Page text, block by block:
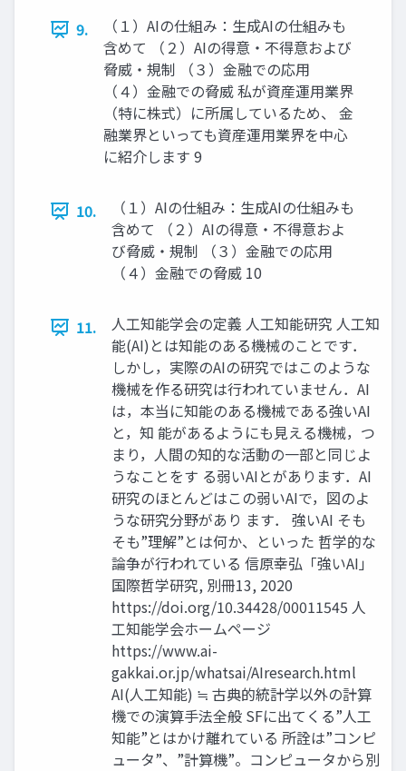
9.
（１）AIの仕組み：生成AIの仕組みも
含めて （２）AIの得意・不得意および
脅威・規制 （３）金融での応用
（４）金融での脅威 私が資産運用業界
（特に株式）に所属しているため、 金
融業界といっても資産運用業界を中心
に紹介します 9
10.
（１）AIの仕組み：生成AIの仕組みも
含めて （２）AIの得意・不得意およ
び脅威・規制 （３）金融での応用
（４）金融での脅威 10
11.
人工知能学会の定義 人工知能研究 人工知
能(AI)とは知能のある機械のことです．
しかし，実際のAIの研究ではこのような
機械を作る研究は行われていません．AI
は，本当に知能のある機械である強いAI
と，知 能があるようにも見える機械，つ
まり，人間の知的な活動の一部と同じよ
うなことをす る弱いAIとがあります．AI
研究のほとんどはこの弱いAIで，図のよ
うな研究分野があり ます． 強いAI そも
そも”理解”とは何か、といった 哲学的な
論争が行われている 信原幸弘「強いAI」
国際哲学研究, 別冊13, 2020
https://doi.org/10.34428/00011545 人
工知能学会ホームページ
https://www.ai-
gakkai.or.jp/whatsai/AIresearch.html
AI(人工知能) ≒ 古典的統計学以外の計算
機での演算手法全般 SFに出てくる”人工
知能”とはかけ離れている 所詮は”コンピ
ュータ”、”計算機”。コンピュータから別